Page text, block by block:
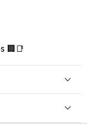
🏢📑